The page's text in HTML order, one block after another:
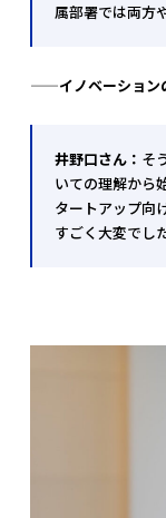
属部署では両方
——イノベーショ
井野口さん： そ
いての理解から
タートアップ向
すごく大変でした